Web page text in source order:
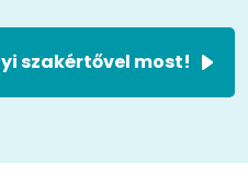
szakértővel most!